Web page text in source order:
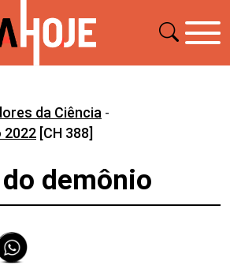
da Ciência -
2022 [CH 388]
demônio